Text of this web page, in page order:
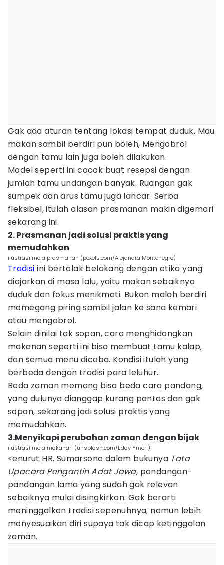
Gak ada aturan tentang lokasi tempat duduk. Mau
makan sambil berdiri pun boleh, Mengobrol
dengan tamu lain juga boleh dilakukan.
Model seperti ini cocok buat resepsi dengan
jumlah tamu undangan banyak. Ruangan gak
sumpek dan arus tamu juga lancar. Serba
fleksibel, itulah alasan prasmanan makin digemari
sekarang ini.
2. Prasmanan jadi solusi praktis yang
memudahkan
ilustrasi meja prasmanan (pexels.com/Alejandra Montenegro)
Tradisi ini bertolak belakang dengan etika yang
diajarkan di masa lalu, yaitu makan sebaiknya
duduk dan fokus menikmati. Bukan malah berdiri
memegang piring sambil jalan ke sana kemari
atau mengobrol.
Selain dinilai tak sopan, cara menghidangkan
makanan seperti ini bisa membuat tamu kalap,
dan semua menu dicoba. Kondisi itulah yang
berbeda dengan tradisi para leluhur.
Beda zaman memang bisa beda cara pandang,
yang dulunya dianggap kurang pantas dan gak
sopan, sekarang jadi solusi praktis yang
memudahkan.
3.Menyikapi perubahan zaman dengan bijak
ilustrasi meja makanan (unsplash.com/Eddy Ymeri)
<enurut HR. Sumarsono dalam bukunya Tata
Upacara Pengantin Adat Jawa, pandangan-
pandangan lama yang sudah gak relevan
sebaiknya mulai disingkirkan. Gak berarti
meninggalkan tradisi sepenuhnya, namun lebih
menyesuaikan diri supaya tak dicap ketinggalan
zaman.